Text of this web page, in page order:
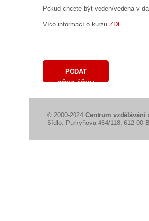
Pokud chcete být veden/vedena v
Více informací o kurzu ZDE
PODAT
PŘIHLÁŠKU
© 2000-2024 Centrum vzdělávání
Sídlo: Purkyňova 464/118, 612 00